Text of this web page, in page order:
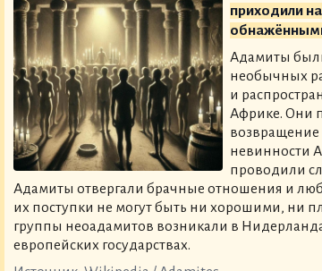
приходили
Адамиты
необычных
и
Африке. Они
возвращение
невинности
проводили
Адамиты отвергали брачные отношения и
их поступки не могут быть ни хорошими, ни
группы неоадамитов возникали в
европейских государствах.